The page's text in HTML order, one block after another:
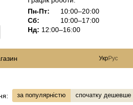
Пн-Пт:
10:00–20:00
Сб:
10:00–17:00
Нд: 12:00–16:00
УкрРус
за популярністю спочатку дешевше